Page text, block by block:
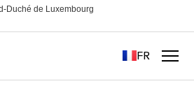
FR
LU